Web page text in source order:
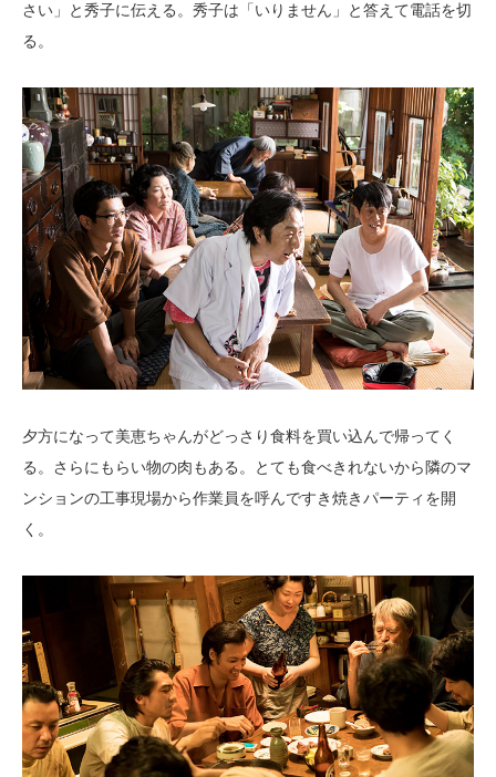
さい」と秀子に伝える。秀子は「いりません」と答えて電話を切
る。
夕方になって美恵ちゃんがどっさり食料を買い込んで帰ってく
る。さらにもらい物の肉もある。とても食べきれないから隣のマ
ンションの工事現場から作業員を呼んですき焼きパーティを開
く。